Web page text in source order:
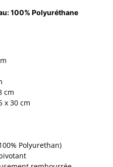
100% Polyuréthane
cm
x 30 cm
Polyurethan)